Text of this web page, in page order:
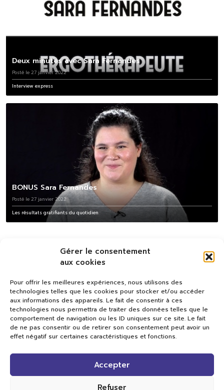
Gérer le consentement
aux cookies
Pour offrir les meilleures expériences, nous utilisons des
technologies telles que les cookies pour stocker et/ou accéder
aux informations des appareils. Le fait de consentir à ces
technologies nous permettra de traiter des données telles que le
comportement de navigation ou les ID uniques sur ce site. Le fait
de ne pas consentir ou de retirer son consentement peut avoir un
effet négatif sur certaines caractéristiques et fonctions.
Accepter
Refuser
Deux minutes avec Sara Fernandes
Posté le 27 janvier 2022
Interview express
BONUS Sara Fernandes
Posté le 27 janvier 2022
Les résultats gratifiants du quotidien
Val TV
Centre de Compétences Médias
Rue du Pont-Neuf 24